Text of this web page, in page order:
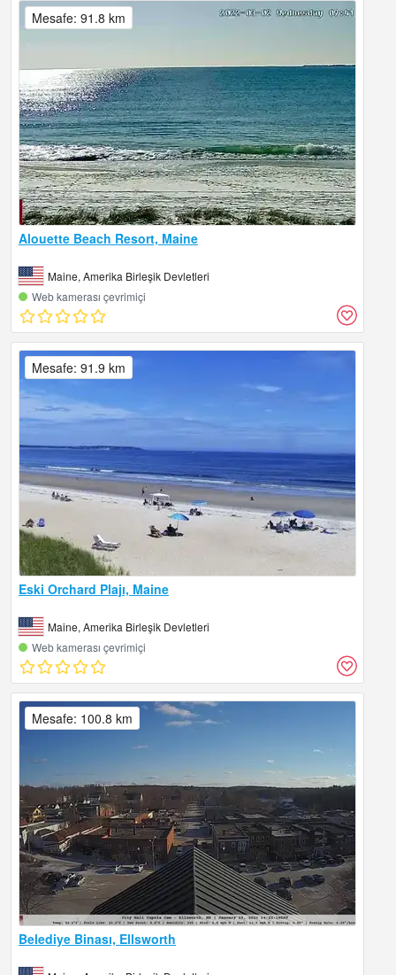
Alouette Beach Resort, Maine
Maine, Amerika Birleşik Devletleri
Web kamerası çevrimiçi
Mesafe: 91.8 km
Eski Orchard Plajı, Maine
Maine, Amerika Birleşik Devletleri
Web kamerası çevrimiçi
Mesafe: 91.9 km
Belediye Binası, Ellsworth
Mesafe: 100.8 km